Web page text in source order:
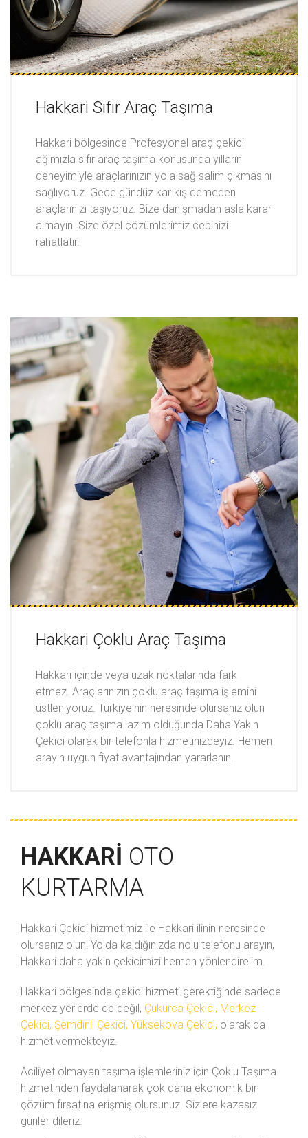
Hakkari Sıfır Araç Taşıma
Hakkari bölgesinde Profesyonel araç çekici
ağımızla sıfır araç taşıma konusunda yılların
deneyimiyle araçlarınızın yola sağ salim çıkmasını
sağlıyoruz. Gece gündüz kar kış demeden
araçlarınızı taşıyoruz. Bize danışmadan asla karar
almayın. Size özel çözümlerimiz cebinizi
rahatlatır.
Hakkari Çoklu Araç Taşıma
Hakkari içinde veya uzak noktalarında fark
etmez. Araçlarınızın çoklu araç taşıma işlemini
üstleniyoruz. Türkiye'nin neresinde olursanız olun
çoklu araç taşıma lazım olduğunda Daha Yakın
Çekici olarak bir telefonla hizmetinizdeyiz. Hemen
arayın uygun fiyat avantajından yararlanın.
HAKKARI OTO
KURTARMA
Hakkari Çekici hizmetimiz ile Hakkari ilinin neresinde
olursanız olun! Yolda kaldığınızda nolu telefonu arayın,
Hakkari daha yakin çekicimizi hemen yönlendirelim.
Hakkari bölgesinde çekici hizmeti gerektiğinde sadece
merkez yerlerde de değil, Çukurca Çekici, Merkez
Çekici, Şemdinli Çekici, Yüksekova Çekici, olarak da
hizmet vermekteyiz.
Aciliyet olmayan taşıma işlemleriniz için Çoklu Taşıma
hizmetinden faydalanarak çok daha ekonomik bir
çözüm fırsatına erişmiş olursunuz. Sizlere kazasız
günler dileriz.